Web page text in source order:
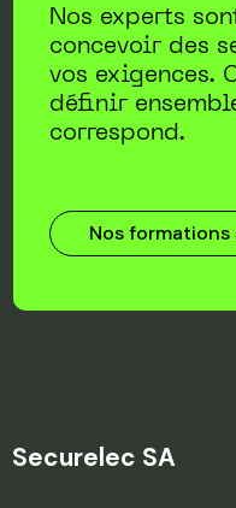
Nos experts
concevoir des
vos exigences.
définir
correspond.
Nos formations
Securelec SA